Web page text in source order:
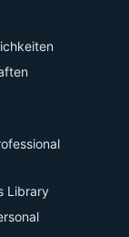
Library